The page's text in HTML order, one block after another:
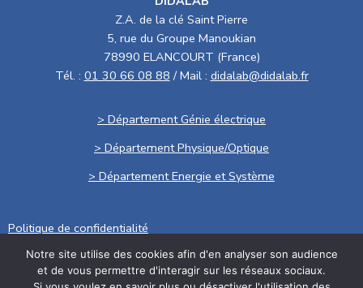
Z.A. de la clé Saint Pierre
5, rue du Groupe Manoukian
78990 ELANCOURT (France)
Tél. : 01 30 66 08 88 / Mail : didalab@didalab.fr
> Département Génie électrique
> Département Physique/Optique
> Département Energie et Système
Politique de confidentialité
Conditions générales de vente
Notre site utilise des cookies afin d'en analyser son audience
et de vous permettre d'interagir sur les réseaux sociaux.